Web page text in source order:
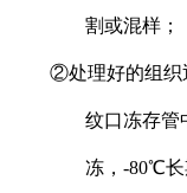
割或混样；
②处理好的组织
纹口冻存管
冻，-80℃长